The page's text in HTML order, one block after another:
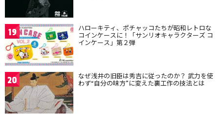
19 ハローキティ、ポチャッコたちが昭和レトロな
コインケースに！「サンリオキャラクターズ コ
インケース」第２弾
20 なぜ浅井の旧臣は秀吉に従ったのか？ 武力を使
わず“自分の味方”に変えた裏工作の技法とは